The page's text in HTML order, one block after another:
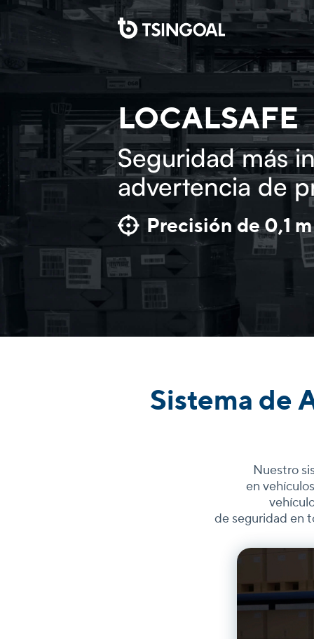
LOCALSAFE
Seguridad más
advertencia de
Precisión de 0,1 m
Sistema de
Nuestro
en
de seguridad en